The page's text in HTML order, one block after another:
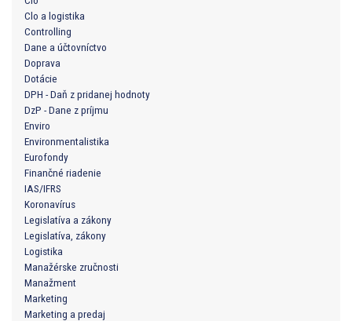
Clo a logistika
Controlling
Dane a účtovníctvo
Doprava
Dotácie
DPH - Daň z pridanej hodnoty
DzP - Dane z príjmu
Enviro
Environmentalistika
Eurofondy
Finančné riadenie
IAS/IFRS
Koronavírus
Legislatíva a zákony
Legislatíva, zákony
Logistika
Manažérske zručnosti
Manažment
Marketing
Marketing a predaj